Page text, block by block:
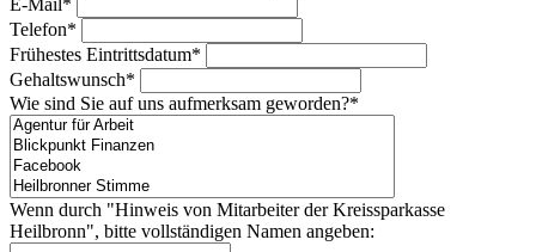
E-Mail*
Telefon*
Frühestes Eintrittsdatum*
Gehaltswunsch*
Wie sind Sie auf uns aufmerksam geworden?*
Wenn durch "Hinweis von Mitarbeiter der Kreissparkasse
Heilbronn", bitte vollständigen Namen angeben: